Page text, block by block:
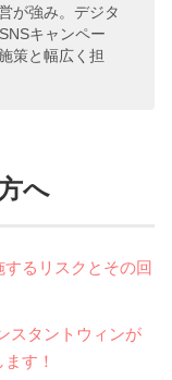
が強み。デジタ
キャンペー
策と幅広く担
へ
るリスクとその回
スタントウィンが
す！